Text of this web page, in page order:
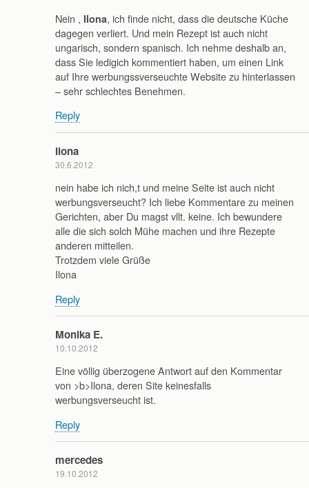
Nein , Ilona, ich finde nicht, dass die deutsche Küche
dagegen verliert. Und mein Rezept ist auch nicht
ungarisch, sondern spanisch. Ich nehme deshalb an,
dass Sie ledigich kommentiert haben, um einen Link
auf Ihre werbungssverseuchte Website zu hinterlassen
– sehr schlechtes Benehmen.
Reply
Ilona
30.6.2012
nein habe ich nich,t und meine Seite ist auch nicht
werbungsverseucht? Ich liebe Kommentare zu meinen
Gerichten, aber Du magst vllt. keine. Ich bewundere
alle die sich solch Mühe machen und ihre Rezepte
anderen mitteilen.
Trotzdem viele Grüße
Ilona
Reply
Monika E.
10.10.2012
Eine völlig überzogene Antwort auf den Kommentar
von >b>Ilona, deren Site keinesfalls
werbungsverseucht ist.
Reply
mercedes
19.10.2012